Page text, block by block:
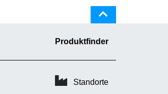
Produktfinder
Standorte